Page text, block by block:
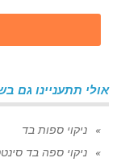
אולי תתעניינו גם
ניקוי ספות בד
ניקוי ספה בד